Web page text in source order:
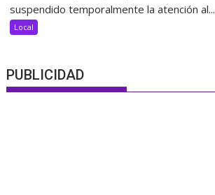
suspendido temporalmente la atención al...
Local
PUBLICIDAD